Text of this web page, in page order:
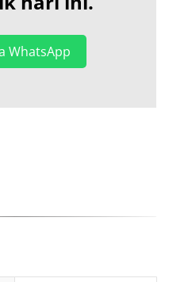
WhatsApp